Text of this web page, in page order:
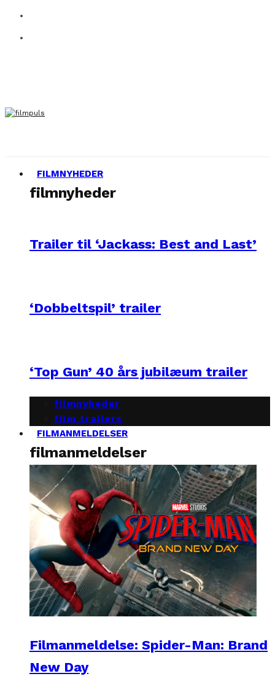
FILMNYHEDER
filmnyheder
Trailer til ‘Jackass: Best and Last’
‘Dobbeltspil’ trailer
‘Top Gun’ 40 års jubilæum trailer
filmnyheder
film trailers
FILMANMELDELSER
filmanmeldelser
Filmanmeldelse: Spider-Man: Brand
New Day